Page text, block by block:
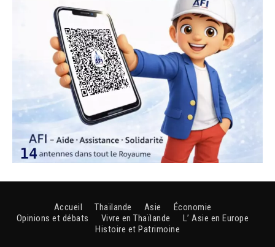
Accueil Thaïlande Asie
Économie
Opinions et débats
Vivre en Thaïlande
L’ Asie en Europe
Histoire et Patrimoine